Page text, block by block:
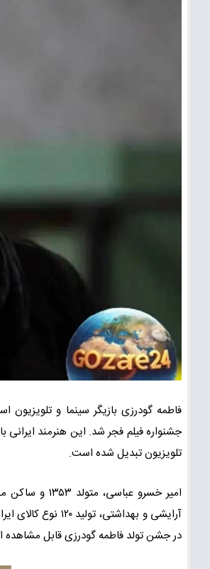
فاطمه گودرزی بازیگر سینما و
جشنواره فیلم فجر شد. این هنرمند
تلویزیون تبدیل شده است.
امیر خسرو
در جشن تولد فاطمه گودرزی قابل